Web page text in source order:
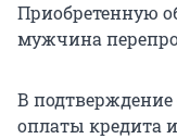
Приобретенную
мужчина
В
оплаты кредита